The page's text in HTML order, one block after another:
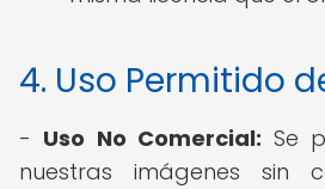
4. Uso Permitido
- Uso No Comercial: Se
nuestras imágenes sin